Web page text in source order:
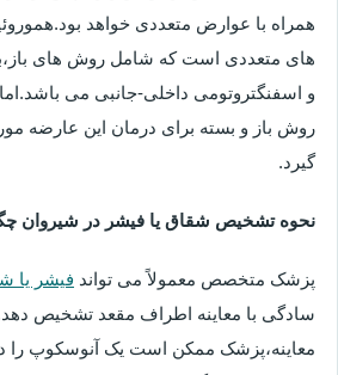
همراه با عوارض متعددی خواهد
های متعددی است که شامل روش های
و اسفنگتروتومی داخلی-جانبی می
روش باز و بسته برای درمان این عارضه
گیرد.
نحوه تشخیص شقاق یا فیشر در شیروان
پزشک متخصص معمولاً می تواند فیشر یا
سادگی با معاینه اطراف مقعد تشخیص
معاینه،پزشک ممکن است یک آنوسکوپ را